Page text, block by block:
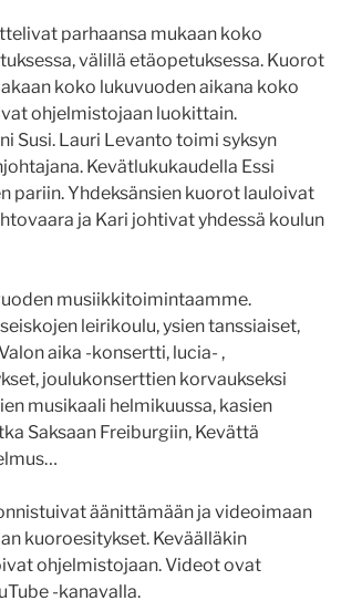
parhaansa mukaan koko
välillä etäopetuksessa. Kuorot
koko lukuvuoden aikana koko
ohjelmistojaan luokittain.
Susi. Lauri Levanto toimi syksyn
Kevätlukukaudella Essi
pariin. Yhdeksänsien kuorot lauloivat
ja Kari johtivat yhdessä koulun
musiikkitoimintaamme.
leirikoulu, ysien tanssiaiset,
aika -konsertti, lucia- ,
joulukonserttien korvaukseksi
musikaali helmikuussa, kasien
Saksaan Freiburgiin, Kevättä
äänittämään ja videoimaan
kuoroesitykset. Keväälläkin
ohjelmistojaan. Videot ovat
-kanavalla.